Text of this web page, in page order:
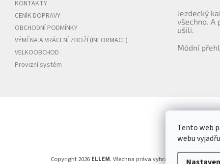
Tento web
webu
KONTAKTY
CENÍK DOPRAVY
OBCHODNÍ PODMÍNKY
VÝMĚNA A VRÁCENÍ ZBOŽÍ (INFORMACE)
VELKOOBCHOD
Provizní systém
Jezdecký
všechno. A
ušili.
Módní
Copyright 2026 ELLEM. Všechna práva vyhrazena. Upravit